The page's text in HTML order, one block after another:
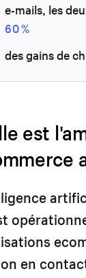
e-mails, les
60 %
des gains de
est
en